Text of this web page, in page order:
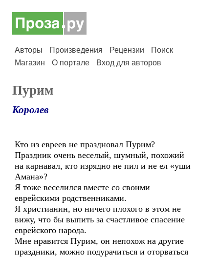
Авторы Произведения Рецензии
Поиск
Магазин
О портале Вход для авторов
Пурим
Королев
Кто из евреев не праздновал Пурим?
Праздник очень веселый, шумный, похожий
на карнавал, кто изрядно не пил и не ел «уши
Амана»?
Я тоже веселился вместе со своими
еврейскими родственниками.
Я христианин, но ничего плохого в этом не
вижу, что бы выпить за счастливое спасение
еврейского народа.
Мне нравится Пурим, он непохож на другие
праздники, можно подурачиться и оторваться